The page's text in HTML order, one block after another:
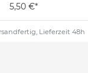
5,50 €*
Lieferzeit 48h